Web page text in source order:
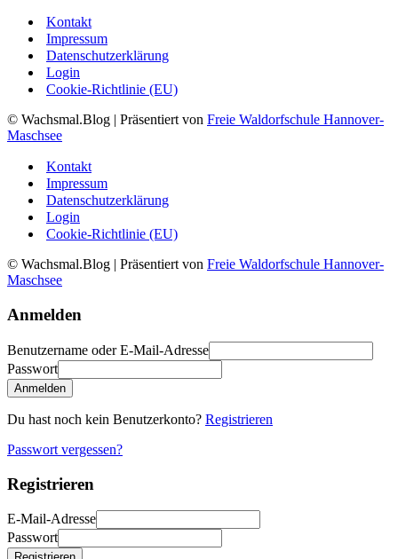
Kontakt
Impressum
Datenschutzerklärung
Login
Cookie-Richtlinie (EU)
© Wachsmal.Blog | Präsentiert von Freie Waldorfschule Hannover-
Maschsee
Kontakt
Impressum
Datenschutzerklärung
Login
Cookie-Richtlinie (EU)
© Wachsmal.Blog | Präsentiert von Freie Waldorfschule Hannover-
Maschsee
Anmelden
Benutzername oder E-Mail-Adresse
Passwort
Anmelden
Du hast noch kein Benutzerkonto? Registrieren
Passwort vergessen?
Registrieren
E-Mail-Adresse
Passwort